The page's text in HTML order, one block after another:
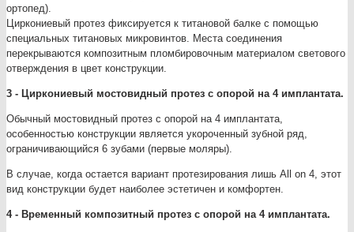
ортопед).
Циркониевый протез фиксируется к титановой балке с помощью
специальных титановых микровинтов. Места соединения
перекрываются композитным пломбировочным материалом светового
отверждения в цвет конструкции.
3 - Циркониевый мостовидный протез с опорой на 4 имплантата.
Обычный мостовидный протез с опорой на 4 имплантата,
особенностью конструкции является укороченный зубной ряд,
ограничивающийся 6 зубами (первые моляры).
В случае, когда остается вариант протезирования лишь All on 4, этот
вид конструкции будет наиболее эстетичен и комфортен.
4 - Временный композитный протез с опорой на 4 имплантата.